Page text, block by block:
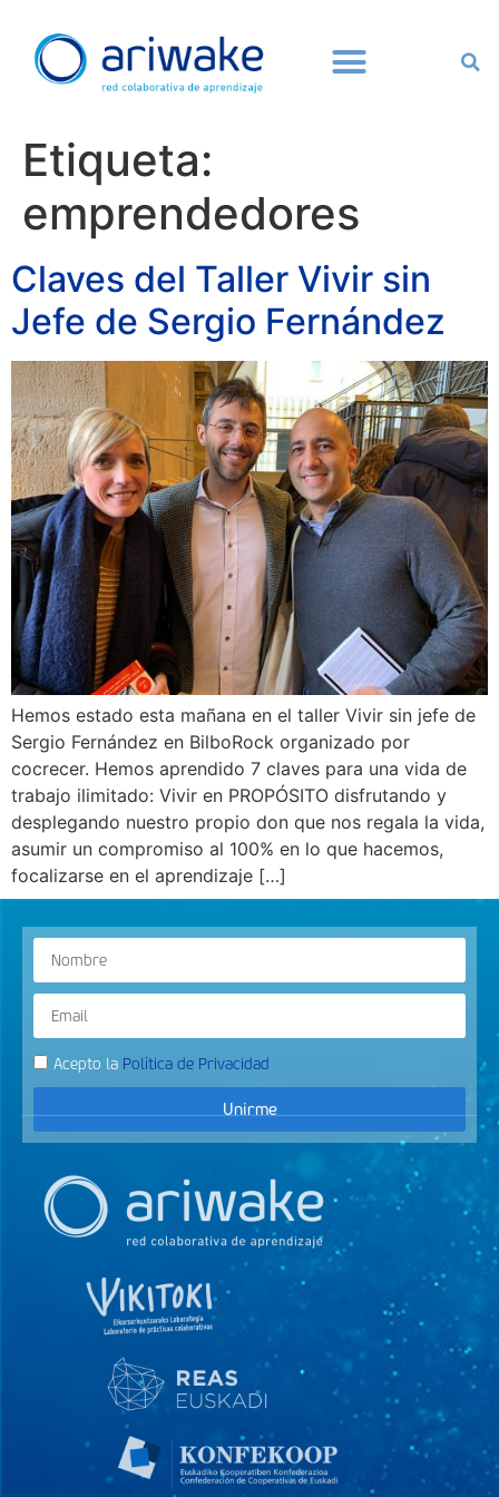
Etiqueta:
emprendedores
Claves del Taller Vivir sin
Jefe de Sergio Fernández
Hemos estado esta mañana en el taller Vivir sin jefe de
Sergio Fernández en BilboRock organizado por
cocrecer. Hemos aprendido 7 claves para una vida de
trabajo ilimitado: Vivir en PROPÓSITO disfrutando y
desplegando nuestro propio don que nos regala la vida,
asumir un compromiso al 100% en lo que hacemos,
focalizarse en el aprendizaje […]
Acepto la Política de Privacidad
Unirme